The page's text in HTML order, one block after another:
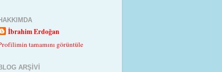
HAKKIMDA
İbrahim Erdoğan
tamamını görüntüle
BLOG ARŞIVI